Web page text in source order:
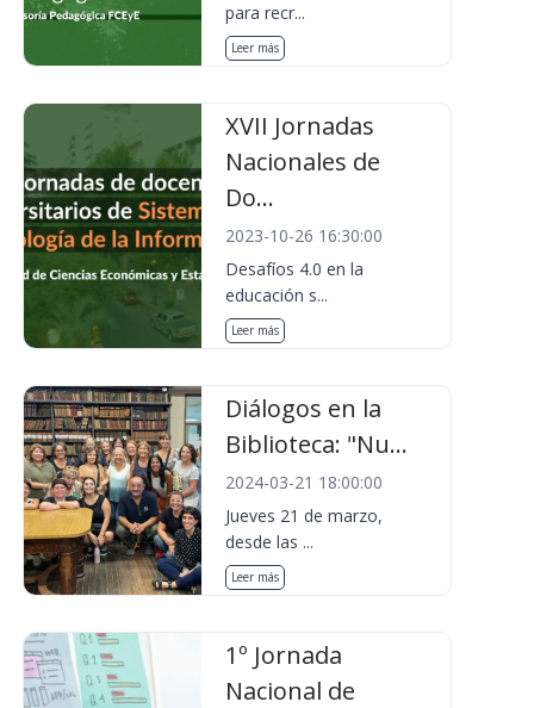
para recr...
Leer más
XVII Jornadas
Nacionales de
Do...
2023-10-26 16:30:00
Desafíos 4.0 en la
educación s...
Leer más
Diálogos en la
Biblioteca: "Nu...
2024-03-21 18:00:00
Jueves 21 de marzo,
desde las ...
Leer más
1º Jornada
Nacional de